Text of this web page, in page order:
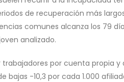
de recuperación más
comunes alcanza los 79
analizado.
por cuenta propia y
bajas -10,3 por cada 1.000